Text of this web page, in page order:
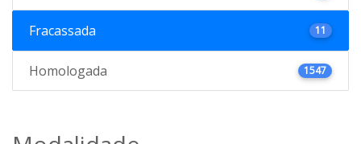
Fracassada 11
Homologada 1547